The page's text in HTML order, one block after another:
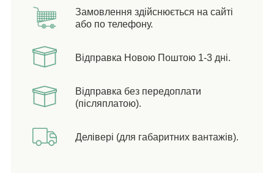
Замовлення здійснюється на сайті
або по телефону.
Відправка Новою Поштою 1-3 дні.
Відправка без передоплати
(післяплатою).
Делівері (для габаритних вантажів).